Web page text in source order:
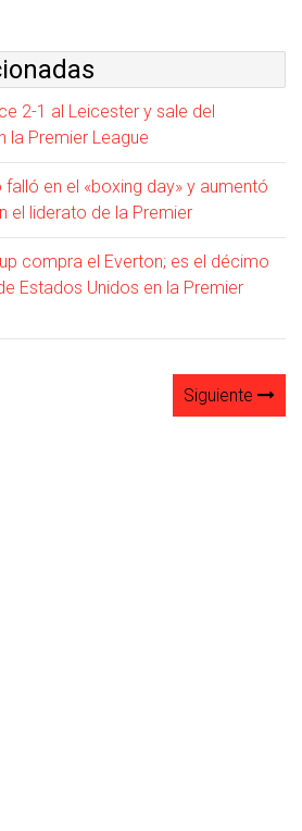
2-1 al Leicester y sale del
la Premier League
falló en el «boxing day» y aumentó
el liderato de la Premier
compra el Everton; es el décimo
Estados Unidos en la Premier
Siguiente